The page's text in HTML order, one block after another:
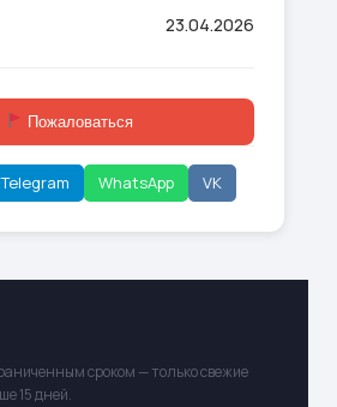
23.04.2026
Пожаловаться
Telegram WhatsApp VK
сроком — только свежие
15 дней.